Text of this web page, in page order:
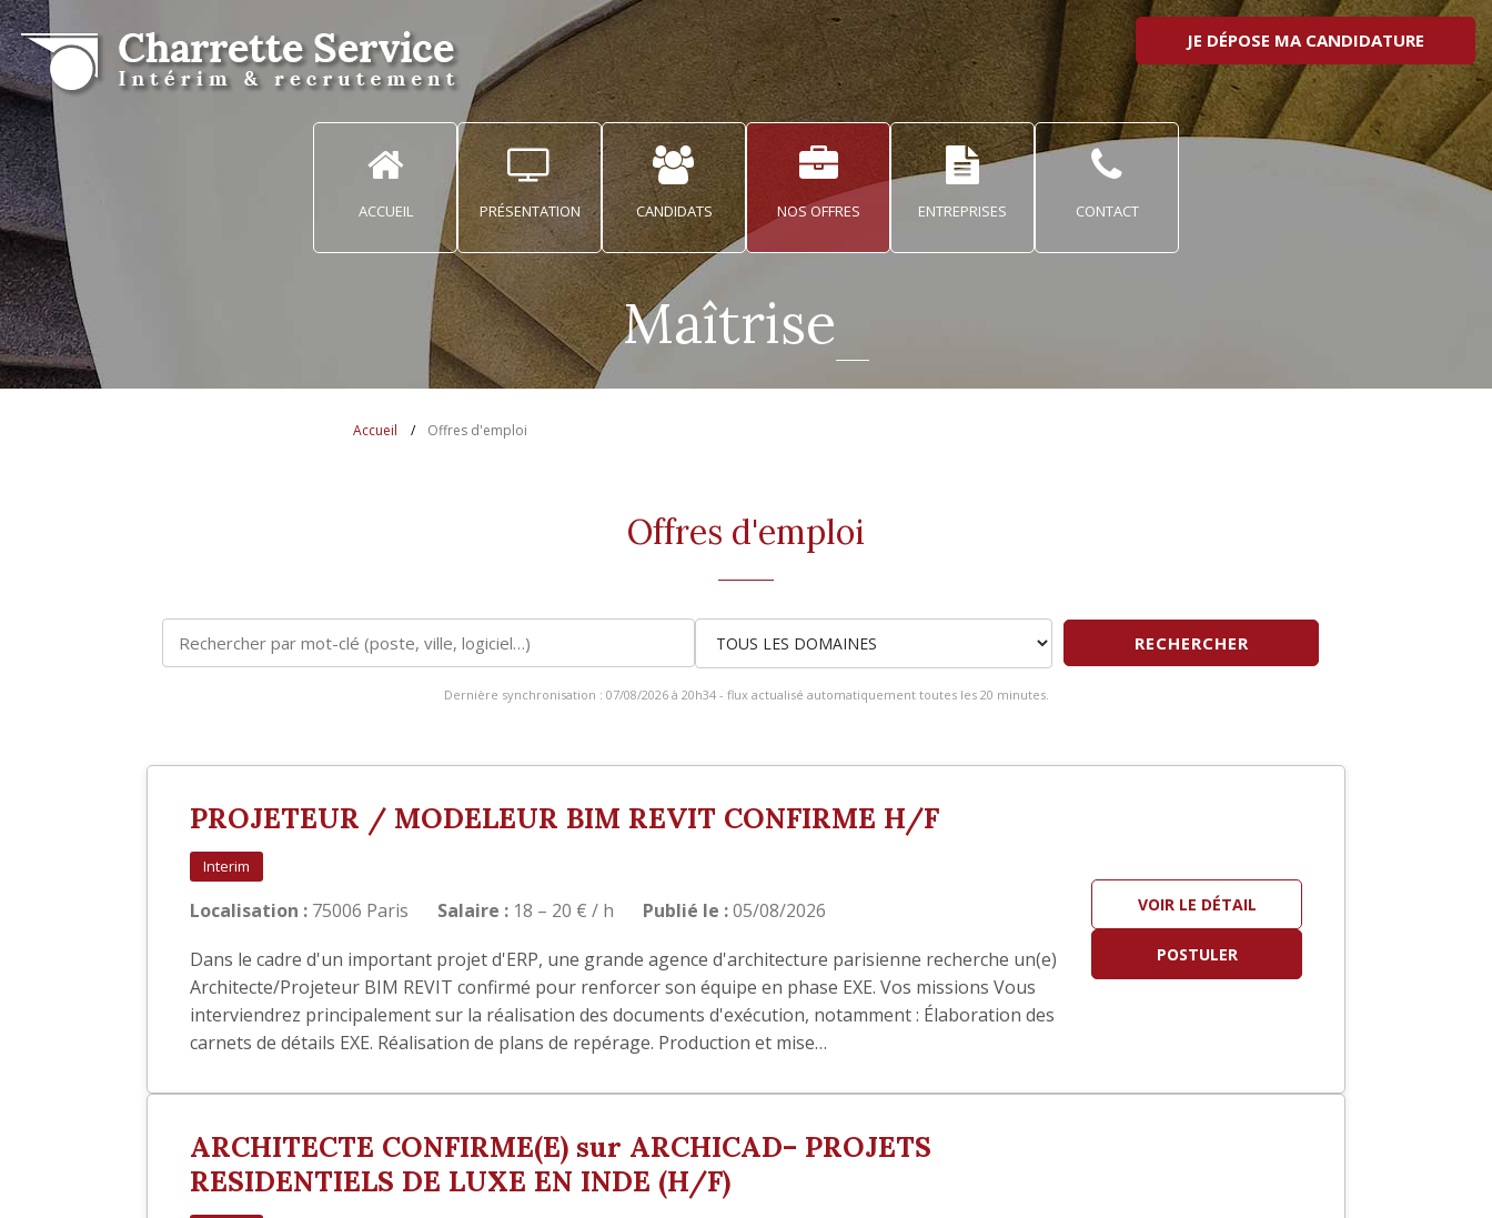
ACCUEIL PRÉSENTATION CANDIDATS NOS OFFRES ENTREPRISES CONTACT
JE DÉPOSE MA CANDIDATURE
Maîtrise d'
Accueil Offres d'emploi
Offres d'emploi
RECHERCHER
Dernière synchronisation : 07/08/2026 à 20h34 - flux actualisé automatiquement toutes les 20 minutes.
PROJETEUR / MODELEUR BIM REVIT CONFIRME H/F
Interim
Localisation : 75006 Paris Salaire : 18 – 20 € / h Publié le :05/08/2026
Dans le cadre d'un important projet d'ERP, une grande agence d'architecture parisienne recherche un(e)
Architecte/Projeteur BIM REVIT confirmé pour renforcer son équipe en phase EXE. Vos missions Vous
interviendrez principalement sur la réalisation des documents d'exécution, notamment : Élaboration des
carnets de détails EXE. Réalisation de plans de repérage. Production et mise…
VOIR LE DÉTAIL
POSTULER
ARCHITECTE CONFIRME(E) sur ARCHICAD– PROJETS
RESIDENTIELS DE LUXE EN INDE (H/F)